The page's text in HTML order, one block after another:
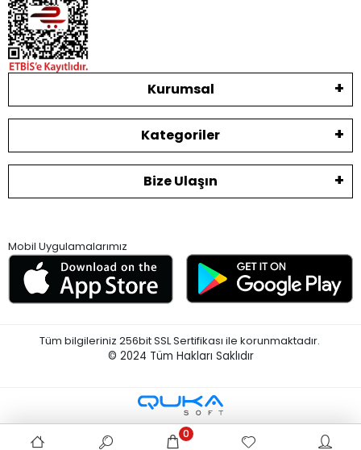
Kurumsal
Kategoriler
Bize Ulaşın
Mobil Uygulamalarımız
Tüm bilgileriniz 256bit SSL Sertifikası ile korunmaktadır.
© 2024 Tüm Hakları Saklıdır
0